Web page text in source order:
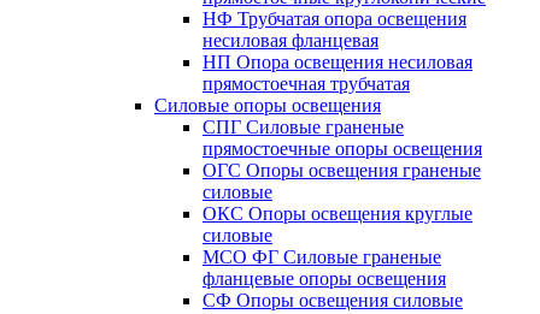
НФ Трубчатая опора освещения
несиловая фланцевая
НП Опора освещения несиловая
прямостоечная трубчатая
Силовые опоры освещения
СПГ Силовые граненые
прямостоечные опоры освещения
ОГС Опоры освещения граненые
силовые
ОКС Опоры освещения круглые
силовые
МСО ФГ Силовые граненые
фланцевые опоры освещения
СФ Опоры освещения силовые